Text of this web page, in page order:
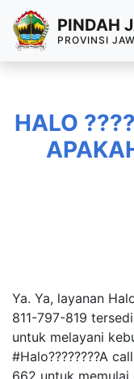
PINDAH
PROVINSI
HALO
Ya. Ya, layanan
811-797-819
untuk melayani
#Halo????????A
662 untuk